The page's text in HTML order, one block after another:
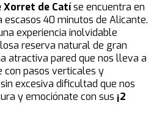
de Catíse encuentra en
escasos 40 minutos de Alicante.
experiencia inolvidable
reserva natural de gran
atractiva pared que nos lleva a
con pasos verticales y
excesiva dificultad que nos
y emociónate con sus ¡2